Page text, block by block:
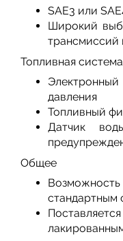
SAE3 или
Широкий
трансмиссий
Топливная система
давления
Топливный
Датчик
Общее
стандартным